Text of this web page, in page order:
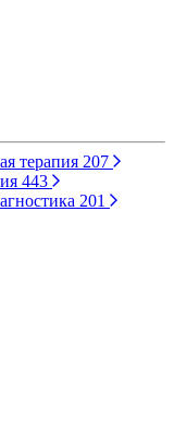
терапия 207
443
201